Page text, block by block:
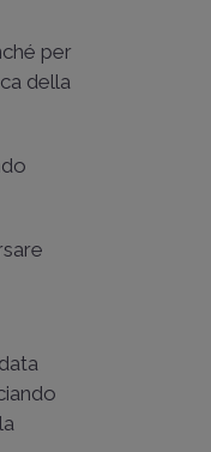
per
della